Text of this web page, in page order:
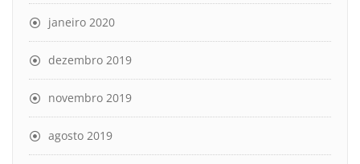
janeiro 2020
dezembro 2019
novembro 2019
agosto 2019